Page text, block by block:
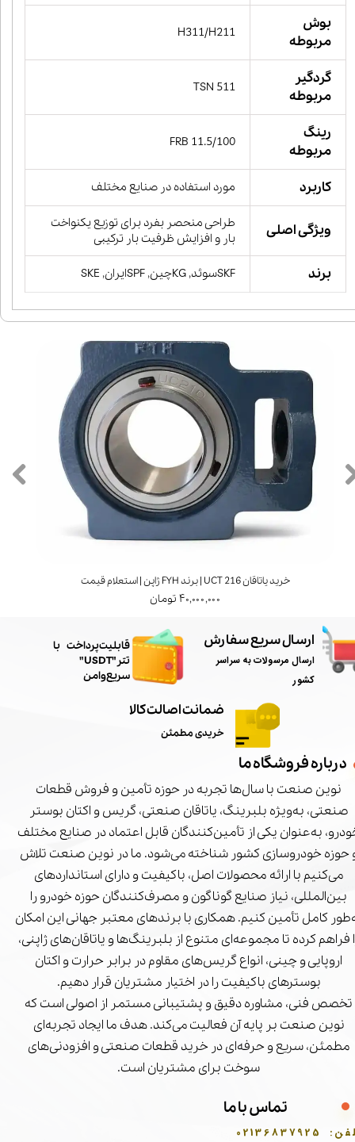
بوش
مربوطه
H311/H211
گردگیر
مربوطه
TSN 511
رینگ
مربوطه
FRB 11.5/100
کاربرد مورد استفاده در صنایع مختلف
ویژگی اصلی
طراحی منحصر بفرد برای توزیع یکنواخت
بار و افزایش ظرفیت بار ترکیبی
برند SKFسوئد, KGچین, SPFایران, SKE
خرید یاتاقان UCT 216 | برند FYH ژاپن | استعلام قیمت
۴۰,۰۰۰,۰۰۰ تومان
ارسال سریع سفارش
ارسال مرسولات به سراسر
کشور
ضمانت اصالت کالا
خریدی مطمئن
درباره فروشگاه ما
نوین صنعت با سال‌ها تجربه در حوزه تأمین و فروش قطعات
صنعتی، به‌ویژه بلبرینگ، یاتاقان صنعتی، گریس و اکتان بوستر
به‌عنوان یکی از تأمین‌کنندگان قابل اعتماد در صنایع مختلف
حوزه خودروسازی کشور شناخته می‌شود. ما در نوین صنعت تلاش
می‌کنیم با ارائه محصولات اصل، باکیفیت و دارای استانداردهای
بین‌المللی، نیاز صنایع گوناگون و مصرف‌کنندگان حوزه خودرو را
کامل تأمین کنیم. همکاری با برندهای معتبر جهانی این امکان
فراهم کرده تا مجموعه‌ای متنوع از بلبرینگ‌ها و یاتاقان‌های ژاپنی،
اروپایی و چینی، انواع گریس‌های مقاوم در برابر حرارت و اکتان
بوسترهای باکیفیت را در اختیار مشتریان قرار دهیم.
تخصص فنی، مشاوره دقیق و پشتیبانی مستمر از اصولی است که
نوین صنعت بر پایه آن فعالیت می‌کند. هدف ما ایجاد تجربه‌ای
مطمئن، سریع و حرفه‌ای در خرید قطعات صنعتی و افزودنی‌های
سوخت برای مشتریان است.
تماس با ما
02136837925
​قابلیت پرداخت با
تتر"USDT"
سریع و امن